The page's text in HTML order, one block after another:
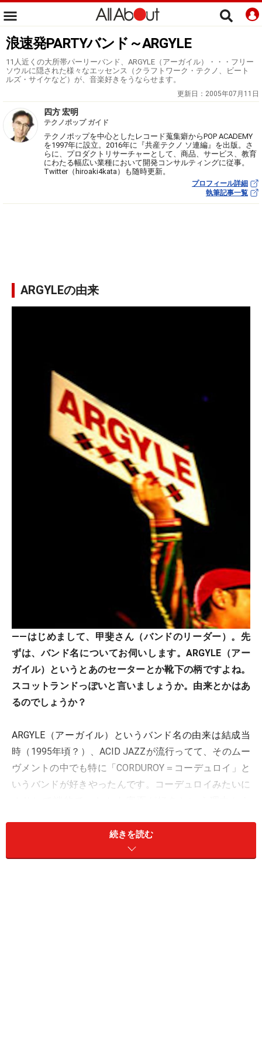
浪速発PARTYバンド～ARGYLE
11人近くの大所帯パーリーバンド、ARGYLE（アーガイル）・・・フリー
ソウルに隠された様々なエッセンス（クラフトワーク・テクノ、ビート
ルズ・サイケなど）が、音楽好きをうならせます。
更新日： 2005年07月11日
四方 宏明
テクノポップ ガイド
テクノポップを中心としたレコード蒐集癖からPOP ACADEMY
を1997年に設立。2016年に『共産テクノ ソ連編』を出版。さ
らに、プロダクトリサーチャーとして、商品、サービス、教育
にわたる幅広い業種において開発コンサルティングに従事。
Twitter（hiroaki4kata）も随時更新。
プロフィール詳細
執筆記事一覧
ARGYLEの由来
――はじめまして、甲斐さん（バンドのリーダー）。先
ずは、バンド名についてお伺いします。ARGYLE（アー
ガイル）というとあのセーターとか靴下の柄ですよね。
スコットランドっぽいと言いましょうか。由来とかはあ
るのでしょうか？
ARGYLE（アーガイル）というバンド名の由来は結成当
時（1995年頃？）、ACID JAZZが流行ってて、そのムー
ヴメントの中でも特に「CORDUROY＝コーデュロイ」と
いうバンドが好きやったんです。コーデュロイみたいに
――だいだいですが、メンバー数からするとぼぼ東京ス
続きを読む